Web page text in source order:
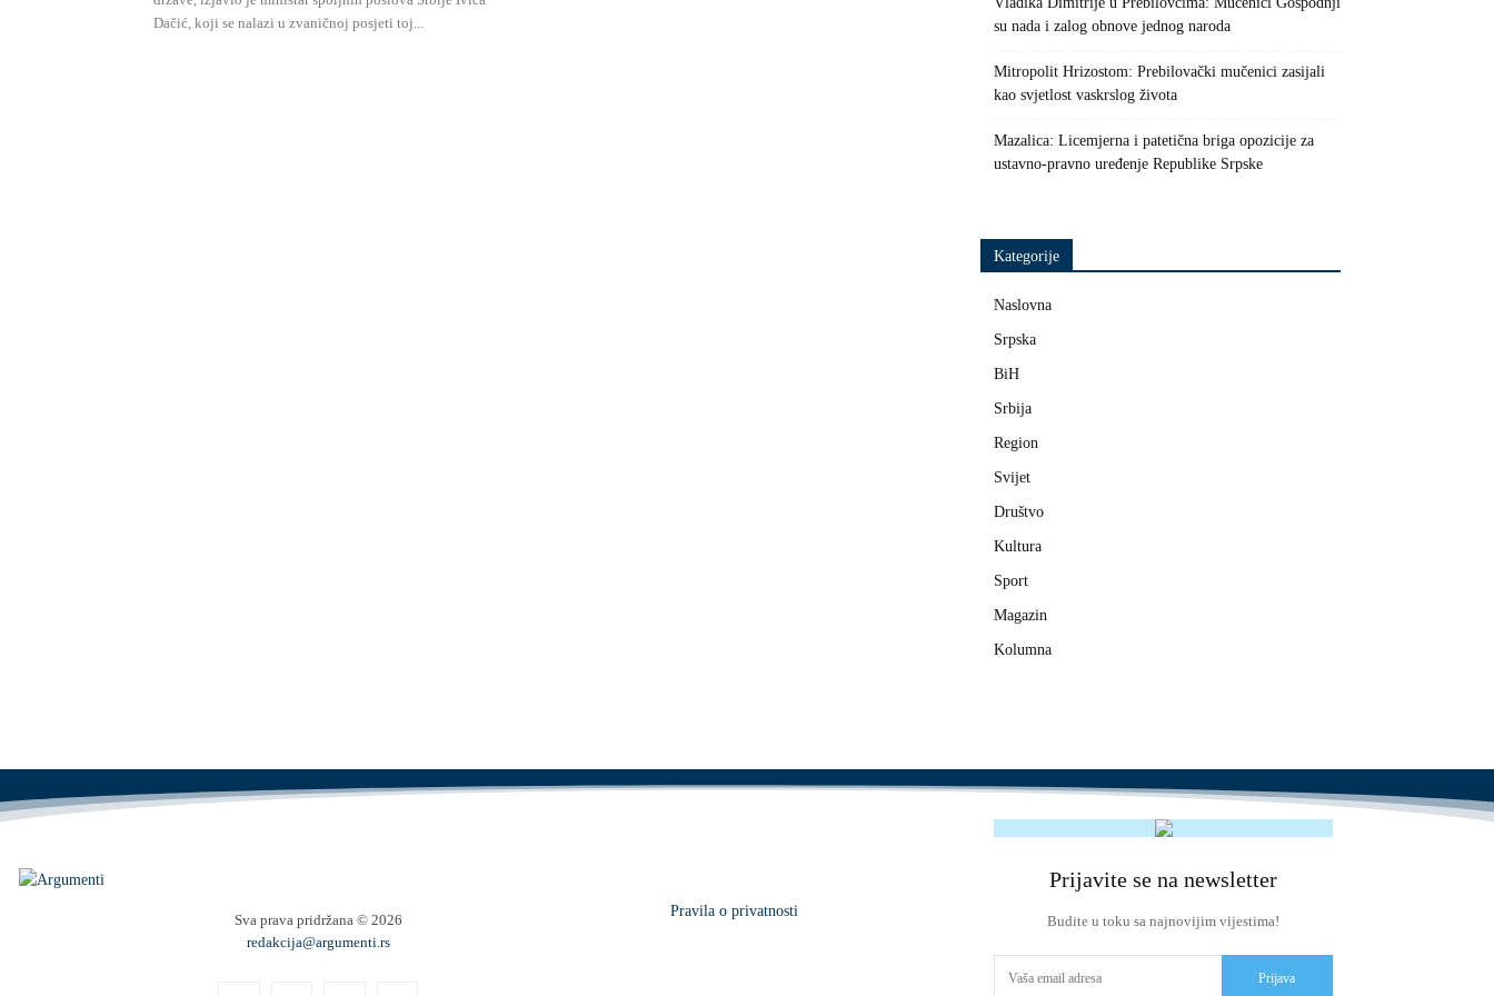
Dačić, koji se nalazi u zvaničnoj posjeti toj...
su nada i zalog obnove jednog naroda
Mitropolit Hrizostom: Prebilovački mučenici zasijali
kao svjetlost vaskrslog života
Mazalica: Licemjerna i patetična briga opozicije za
ustavno-pravno uređenje Republike Srpske
Kategorije
Naslovna
Srpska
BiH
Srbija
Region
Svijet
Društvo
Kultura
Sport
Magazin
Kolumna
Sva prava pridržana © 2026
redakcija@argumenti.rs
Pravila o privatnosti
Prijavite se na newsletter
Budite u toku sa najnovijim vijestima!
Prijava